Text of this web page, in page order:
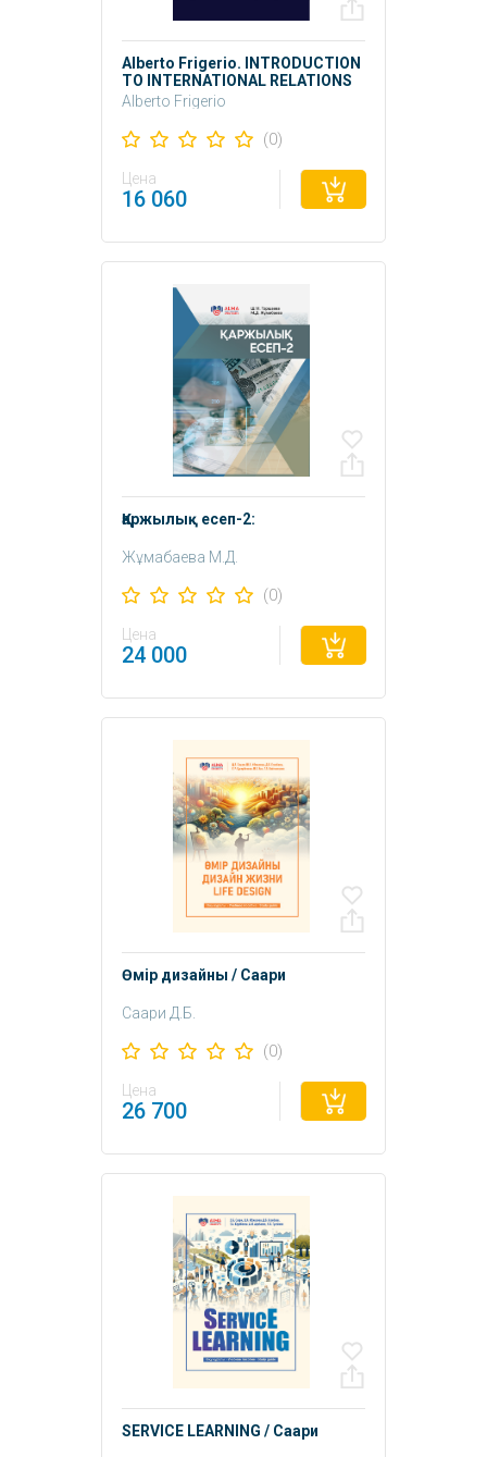
Alberto Frigerio. INTRODUCTION
TO INTERNATIONAL RELATIONS
THEORIES
Alberto Frigerio
(0)
Цена
16 060
Қаржылық есеп-2:
Жұмабаева М.Д.
Торшаева Ш.М.
(0)
Цена
24 000
Өмір дизайны / Саари
Саари Д.Б.
(0)
Цена
26 700
SERVICE LEARNING / Саари